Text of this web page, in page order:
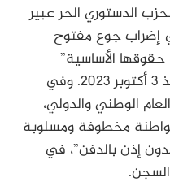
الدستوري الحر عبير
إضراب جوع مفتوح
الأساسية”
واحتجازها القسري المتواصل منذ 3 أكتوبر 2023. وفي
الوطني والدولي،
مخطوفة ومسلوبة
إذن بالدفن”، في